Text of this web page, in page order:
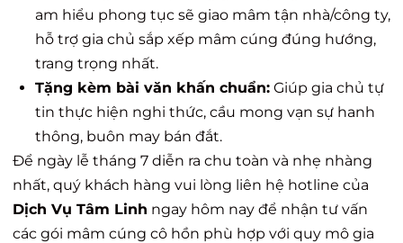
am hiểu phong tục sẽ giao mâm tận nhà/công ty,
hỗ trợ gia chủ sắp xếp mâm cúng đúng hướng,
trang trọng nhất.
Tặng kèm bài văn khấn chuẩn: Giúp gia chủ tự
tin thực hiện nghi thức, cầu mong vạn sự hanh
thông, buôn may bán đắt.
Để ngày lễ tháng 7 diễn ra chu toàn và nhẹ nhàng
nhất, quý khách hàng vui lòng liên hệ hotline của
Dịch Vụ Tâm Linh ngay hôm nay để nhận tư vấn
các gói mâm cúng cô hồn phù hợp với quy mô gia